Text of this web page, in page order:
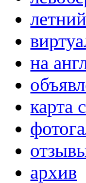
на
карта
архив